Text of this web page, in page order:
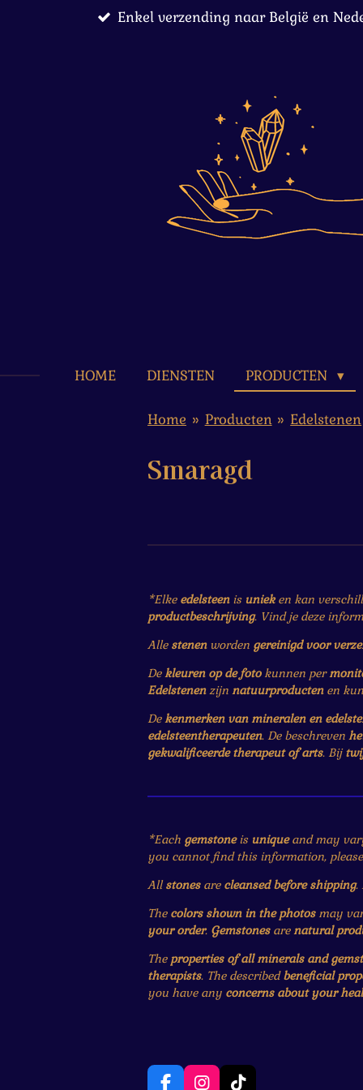
Enkel verzending naar België en
HOME DIENSTEN PRODUCTEN
Home » Producten » Edelstenen
Smaragd
*Elke edelsteenis unieken kan
productbeschrijving. Vind je deze
Alle stenenworden gereinigd voor
Dekleuren op de fotokunnen per
Edelstenenzijn natuurproductenen
Dekenmerken van mineralen en
edelsteentherapeuten. De beschreven
gekwalificeerde therapeut of arts. Bij
*Each gemstoneis uniqueand may
you cannot find this information, please
Allstonesare cleansed before shipping.
The colors shown in the photosmay
your order. Gemstonesarenatural
The properties of all minerals and
therapists. The describedbeneficial
you have any concerns about your